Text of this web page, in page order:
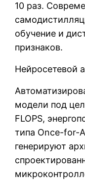
10 раз.
обучение и
признаков.
Нейросетевой
модели под
FLOPS,
типа Once-for-
генерируют